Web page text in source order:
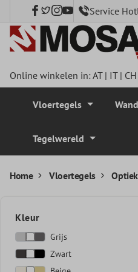
hoofdinhoud Service
Online winkelen in:AT| IT| CH
Vloertegels
Tegelwereld
Home Vloertegels Optiek
Kleur
Grijs
Zwart